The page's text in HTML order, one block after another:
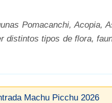
Pomacanchi, Acopia,
distintos tipos de flora,
Machu Picchu 2026